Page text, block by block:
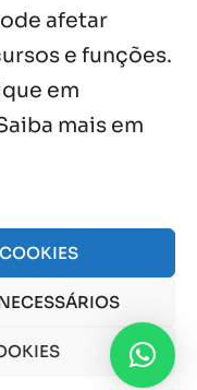
afetar
e funções.
em
mais em
da Gloria - Fazenda
|